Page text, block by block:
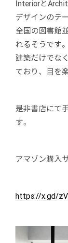
Interiorと
デザインのテ
全国の図書館
れるそうです。
建築だけでな
ており、目を
是非書店にて
す。
アマゾン購入
https://x.gd/